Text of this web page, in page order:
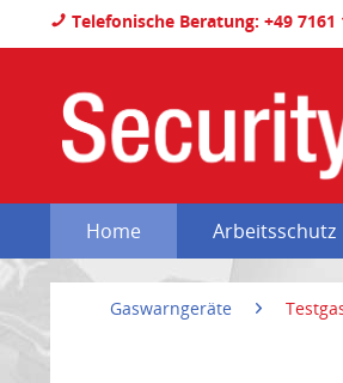
Telefonische Beratung: +49 7161
Home Arbeitsschutz
Gaswarngeräte